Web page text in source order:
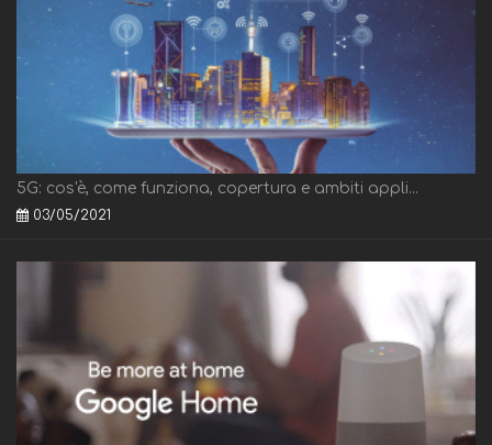
5G: cos'è, come funziona, copertura e ambiti appli...
03/05/2021